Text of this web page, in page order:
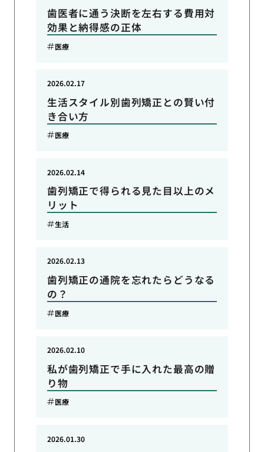
歯医者に通う決断を左右する費用対
効果と納得感の正体
医療
生活スタイル別歯列矯正との賢い付
き合い方
2026.02.17
医療
歯列矯正で得られる見た目以上のメ
リット
2026.02.14
生活
歯列矯正の通院を忘れたらどうなる
の？
2026.02.13
医療
私が歯列矯正で手に入れた最高の贈
り物
2026.02.10
医療
2026.01.30